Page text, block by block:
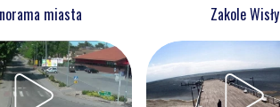
miasta
Zakole Wisły